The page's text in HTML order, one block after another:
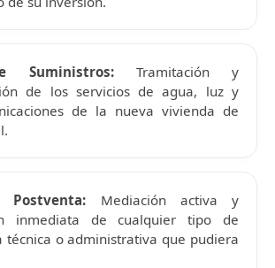
Suministros:Tramitación y
de los servicios de agua, luz y
de la nueva vivienda de
Postventa: Mediación activa y
inmediata de cualquier tipo de
técnica o administrativa que pudiera